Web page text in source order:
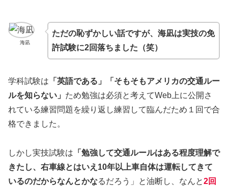
海凪
ただの恥ずかしい話ですが、海凪は実技の免
許試験に2回落ちました（笑）
学科試験は 「英語である」「そもそもアメリカの交通ルー
ルを知らない」 ため勉強は必須と考えてWeb上に公開さ
れている練習問題を繰り返し練習して臨んだため１回で合
格できました。
しかし実技試験は 「勉強して交通ルールはある程度理解で
きたし、右車線とはいえ10年以上車自体は運転してきて
いるのだからなんとかなるだろう」と油断し、なんと2回